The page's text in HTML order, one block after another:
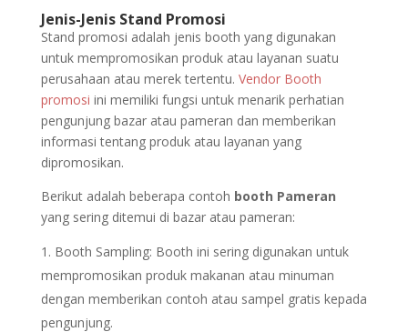
Jenis-Jenis Stand Promosi
Stand promosi adalah jenis booth yang digunakan
untuk mempromosikan produk atau layanan suatu
perusahaan atau merek tertentu. Vendor Booth
promosi ini memiliki fungsi untuk menarik perhatian
pengunjung bazar atau pameran dan memberikan
informasi tentang produk atau layanan yang
dipromosikan.
Berikut adalah beberapa contoh booth Pameran
yang sering ditemui di bazar atau pameran:
Booth Sampling: Booth ini sering digunakan untuk
mempromosikan produk makanan atau minuman
dengan memberikan contoh atau sampel gratis kepada
pengunjung.